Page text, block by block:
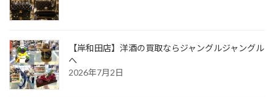
【岸和田店】洋酒の買取ならジャングルジャングル
へ
2026年7月2日